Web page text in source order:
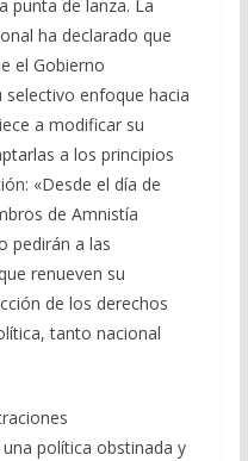
punta de lanza. La
ha declarado que
el Gobierno
enfoque hacia
a modificar su
a los principios
«Desde el día de
de Amnistía
pedirán a las
renueven su
de los derechos
tanto nacional
política obstinada y